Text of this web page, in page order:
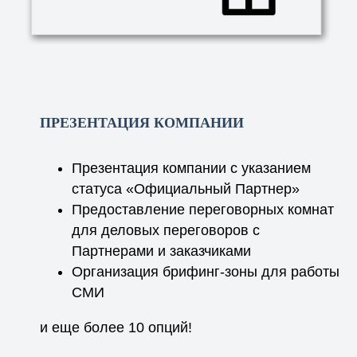
ПРЕЗЕНТАЦИЯ КОМПАНИИ
Презентация компании с указанием
статуса «Официальный Партнер»
Предоставление переговорных комнат
для деловых переговоров с
Партнерами и заказчиками
Организация брифинг-зоны для работы
СМИ
и еще более 10 опций!